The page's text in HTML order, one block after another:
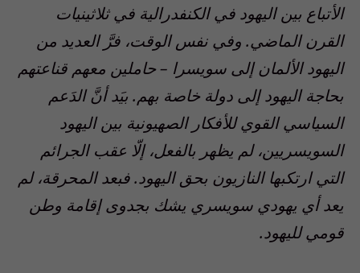
الأتباع بين اليهود في الكنفدرالية في ثلاثينيات
القرن الماضي. وفي نفس الوقت، فرَّ العديد من
اليهود الألمان إلى سويسرا – حاملين معهم قناعتهم
بحاجة اليهود إلى دولة خاصة بهم. بيَد أنَّ الدَعم
السياسي القوي للأفكار الصهيونية بين اليهود
السويسريين، لم يظهر بالفعل، إلّا عقب الجرائم
التي ارتكبها النازيون بحق اليهود. فبعد المحرقة، لم
يعد أي يهودي سويسري يشك بجدوى إقامة وطن
قومي لليهود.